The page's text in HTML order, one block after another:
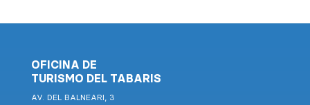
OFICINA DE
TURISMO DEL TABARIS
AV. DEL BALNEARI, 3